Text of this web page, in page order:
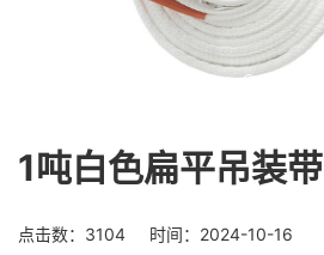
1吨白色扁平吊装带
点击数：3104 时间：2024-10-16